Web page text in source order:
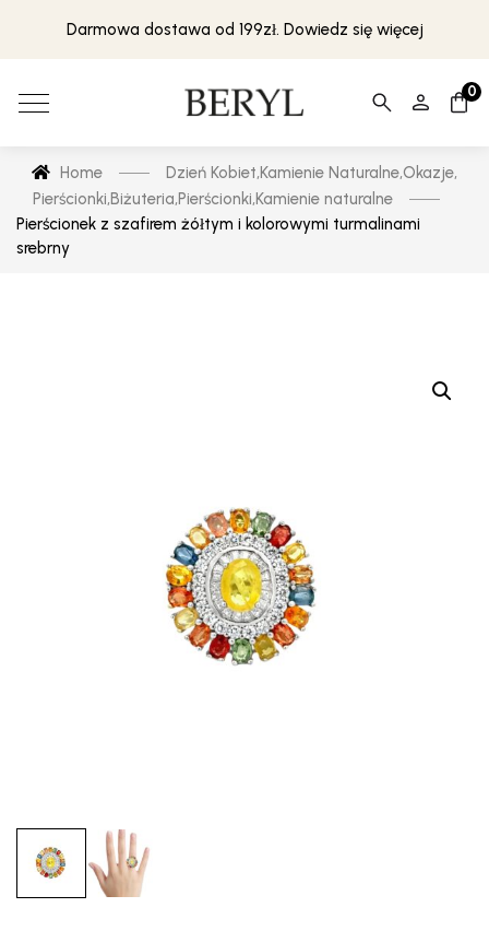
Darmowa dostawa od 199zł. Dowiedz się więcej
0
Home Dzień Kobiet,Kamienie Naturalne,Okazje,
Pierścionki,Biżuteria,Pierścionki,Kamienie naturalne
Pierścionek z szafirem żółtym i kolorowymi turmalinami
srebrny